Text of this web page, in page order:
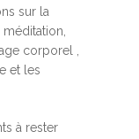
sur la
corporel ,
et les
à rester